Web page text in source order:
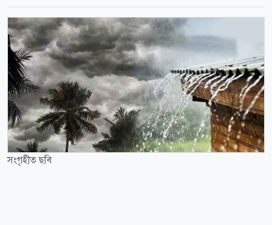
সংগৃহীত ছবি